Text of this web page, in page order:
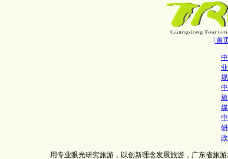
| 首
用专业眼光研究旅游，以创新理念发展旅游，广东省旅